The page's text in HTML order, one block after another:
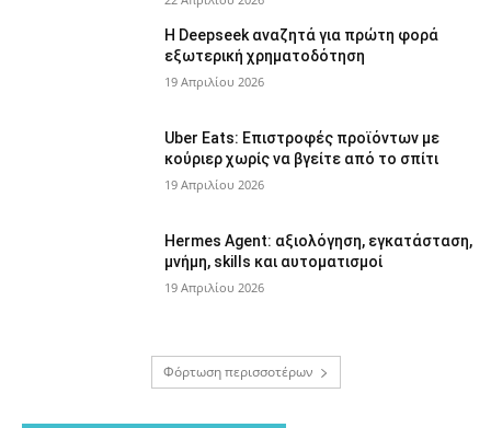
Η Deepseek αναζητά για πρώτη φορά
εξωτερική χρηματοδότηση
19 Απριλίου 2026
Uber Eats: Επιστροφές προϊόντων με
κούριερ χωρίς να βγείτε από το σπίτι
19 Απριλίου 2026
Hermes Agent: αξιολόγηση, εγκατάσταση,
μνήμη, skills και αυτοματισμοί
19 Απριλίου 2026
Φόρτωση περισσοτέρων